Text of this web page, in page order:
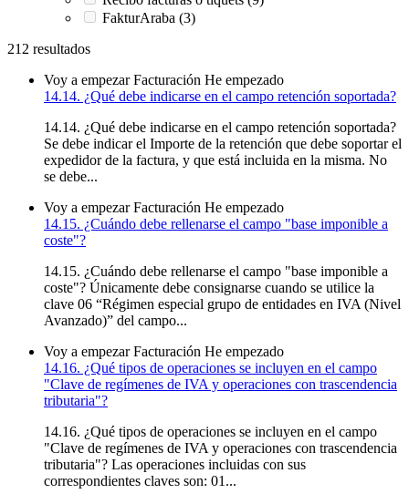
FakturAraba (3)
212 resultados
Voy a empezar Facturación He empezado
14.14. ¿Qué debe indicarse en el campo retención soportada?
14.14. ¿Qué debe indicarse en el campo retención soportada?
Se debe indicar el Importe de la retención que debe soportar el
expedidor de la factura, y que está incluida en la misma. No
se debe...
Voy a empezar Facturación He empezado
14.15. ¿Cuándo debe rellenarse el campo "base imponible a
coste"?
14.15. ¿Cuándo debe rellenarse el campo "base imponible a
coste"? Únicamente debe consignarse cuando se utilice la
clave 06 “Régimen especial grupo de entidades en IVA (Nivel
Avanzado)” del campo...
Voy a empezar Facturación He empezado
14.16. ¿Qué tipos de operaciones se incluyen en el campo
"Clave de regímenes de IVA y operaciones con trascendencia
tributaria"?
14.16. ¿Qué tipos de operaciones se incluyen en el campo
"Clave de regímenes de IVA y operaciones con trascendencia
tributaria"? Las operaciones incluidas con sus
correspondientes claves son: 01...